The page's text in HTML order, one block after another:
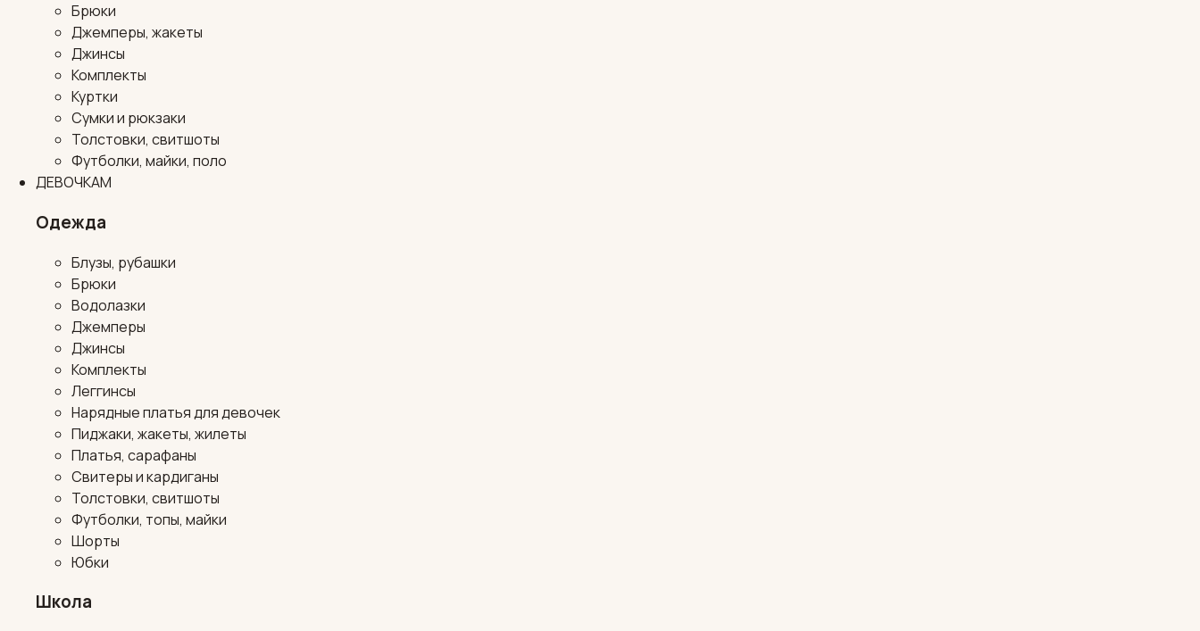
Брюки
Джемперы, жакеты
Джинсы
Комплекты
Куртки
Сумки и рюкзаки
Толстовки, свитшоты
Футболки, майки, поло
ДЕВОЧКАМ
Одежда
Блузы, рубашки
Брюки
Водолазки
Джемперы
Джинсы
Комплекты
Леггинсы
Нарядные платья для девочек
Пиджаки, жакеты, жилеты
Платья, сарафаны
Свитеры и кардиганы
Толстовки, свитшоты
Футболки, топы, майки
Шорты
Юбки
Школа